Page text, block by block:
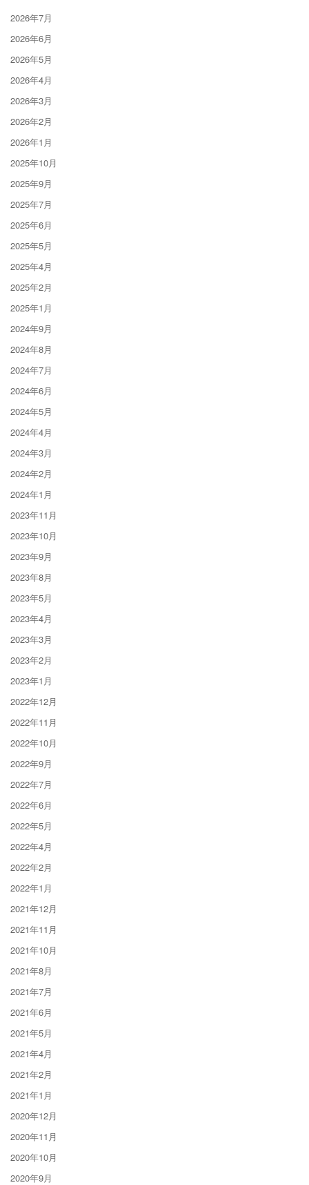
2026年7月
2026年6月
2026年5月
2026年4月
2026年3月
2026年2月
2026年1月
2025年10月
2025年9月
2025年7月
2025年6月
2025年5月
2025年4月
2025年2月
2025年1月
2024年9月
2024年8月
2024年7月
2024年6月
2024年5月
2024年4月
2024年3月
2024年2月
2024年1月
2023年11月
2023年10月
2023年9月
2023年8月
2023年5月
2023年4月
2023年3月
2023年2月
2023年1月
2022年12月
2022年11月
2022年10月
2022年9月
2022年7月
2022年6月
2022年5月
2022年4月
2022年2月
2022年1月
2021年12月
2021年11月
2021年10月
2021年8月
2021年7月
2021年6月
2021年5月
2021年4月
2021年2月
2021年1月
2020年12月
2020年11月
2020年10月
2020年9月